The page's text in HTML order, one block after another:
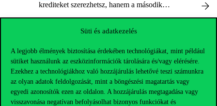
Süti és adatkezelés
A legjobb élmények biztosítása érdekében technológiákat, mint például
sütiket használunk az eszközinformációk tárolására és/vagy elérésére.
Ezekhez a technológiákhoz való hozzájárulás lehetővé teszi számunkra
az olyan adatok feldolgozását, mint a böngészési magatartás vagy
egyedi azonosítók ezen az oldalon. A hozzájárulás megtagadása vagy
visszavonása negatívan befolyásolhat bizonyos funkciókat és
krediteket szerezhetsz, hanem a második
szemeszterben megvalósíthatod az ötletedet,
és négy hónapon át havi 150 ezer forint
Egyetemi docens